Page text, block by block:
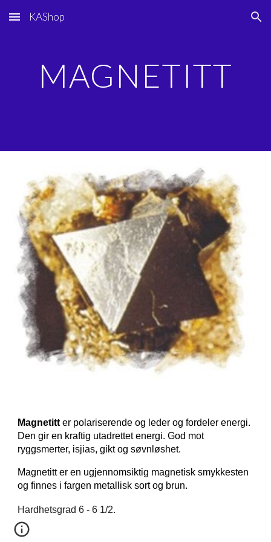
Skip to main content Skip to navigation
KAShop
MAGNETITT
Magnetitt er polariserende og leder og fordeler energi.
Den gir en kraftig utadrettet energi. God mot
ryggsmerter, isjias, gikt og søvnløshet.
Magnetitt er en ugjennomsiktig magnetisk smykkesten
og finnes i fargen metallisk sort og brun.
Hardhetsgrad 6 - 6 1/2.